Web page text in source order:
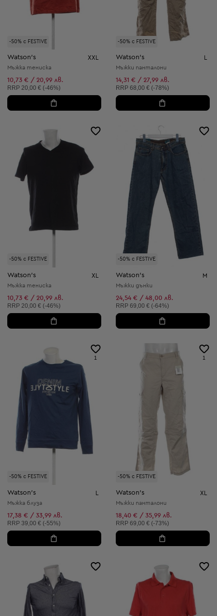
-50% с FESTIVE
Watson's XXL
Мъжка тениска
10,73 € / 20,99 лв.
Препоръчителна цена:
RRP 20,00 € (-46%)
-50% с FESTIVE
Watson's
Мъжки панталони
14,31 € / 27,99 лв.
Препоръчителна цена:
RRP 68,00 € (-78%)
-50% с FESTIVE
Watson's XL
Мъжка тениска
10,73 € / 20,99 лв.
Препоръчителна цена:
RRP 20,00 € (-46%)
-50% с FESTIVE
Watson's M
Мъжки дънки
24,54 € / 48,00 лв.
Препоръчителна цена:
RRP 69,00 € (-64%)
-50% с FESTIVE
1
Watson's L
Мъжка блуза
17,38 € / 33,99 лв.
Препоръчителна цена:
RRP 39,00 € (-55%)
-50% с FESTIVE
1
Watson's XL
Мъжки панталони
18,40 € / 35,99 лв.
Препоръчителна цена:
RRP 69,00 € (-73%)